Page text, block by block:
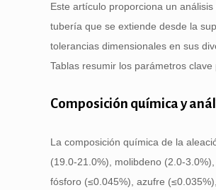
Este artículo proporciona un
tubería que se extiende desde la
tolerancias dimensionales en sus
Tablas resumir los parámetros
Composición química y
La composición química de la
(19.0-21.0%), molibdeno (2.0-
fósforo (≤0.045%), azufre